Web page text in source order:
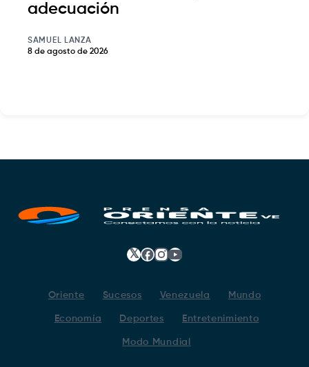
adecuación
SAMUEL LANZA
8 de agosto de 2026
𝕏 Facebook
Instagram
YouTube
Oriente Sucesos Venezuela Mundo
Economía Deportes Entretenimiento
Modo Mundial